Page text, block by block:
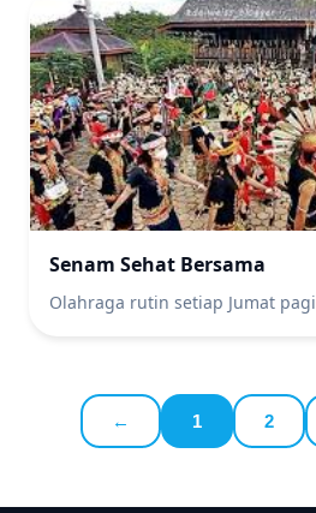
Senam Sehat Bersama
Olahraga rutin setiap Jumat pagi
← 1 2